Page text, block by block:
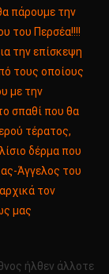
πάρουμε την
του Περσέα!!!!
την επίσκεψη
τους οποίους
με την
σπαθί που θα
τέρατος,
δέρμα που
Άγγελος του
τον
μας
ήλθεν άλλοτε